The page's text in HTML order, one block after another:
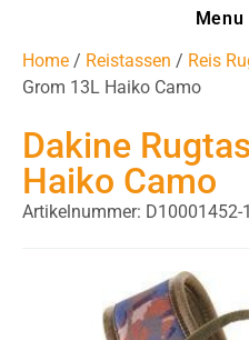
Menu
Home / Reistassen / Reis
Grom 13L Haiko Camo
Dakine
Haiko Camo
Artikelnummer: D10001452-